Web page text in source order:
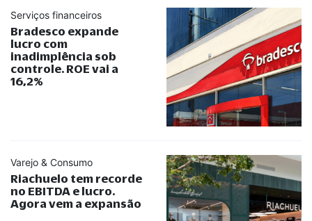
Serviços financeiros
Bradesco expande
lucro com
inadimplência sob
controle. ROE vai a
16,2%
Varejo & Consumo
Riachuelo tem recorde
no EBITDA e lucro.
Agora vem a expansão